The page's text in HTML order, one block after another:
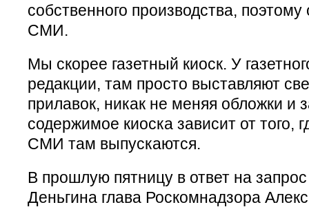
собственного производства,
СМИ.
Мы скорее газетный киоск. У
редакции, там просто выставляют
прилавок, никак не меняя обложки и
содержимое киоска зависит от того,
СМИ там выпускаются.
В прошлую пятницу в ответ на
Деньгина глава Роскомнадзора